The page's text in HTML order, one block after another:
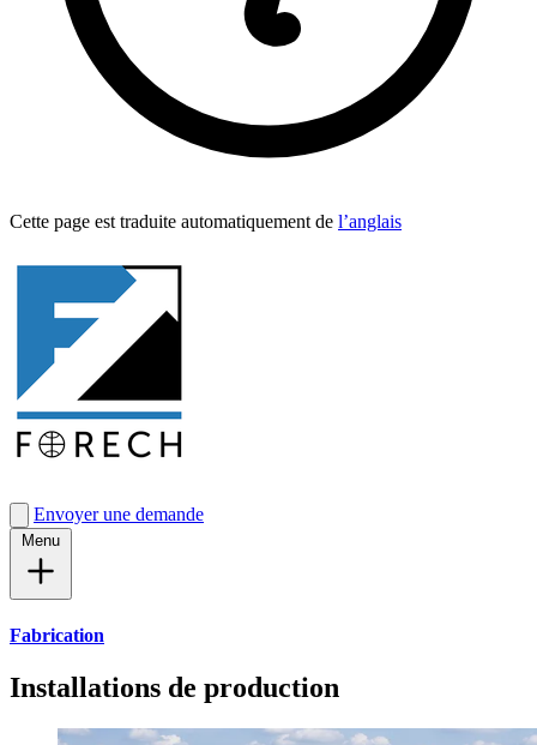
Cette page est traduite automa­tique­ment de l’anglais
Envoyer une demande
Fabrication
Installations de production